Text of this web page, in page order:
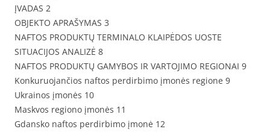
ĮVADAS 2
OBJEKTO APRAŠYMAS 3
NAFTOS PRODUKTŲ TERMINALO KLAIPĖDOS UOSTE
SITUACIJOS ANALIZĖ 8
NAFTOS PRODUKTŲ GAMYBOS IR VARTOJIMO REGIONAI 9
Konkuruojančios naftos perdirbimo įmonės regione 9
Ukrainos įmonės 10
Maskvos regiono įmonės 11
Gdansko naftos perdirbimo įmonė 12